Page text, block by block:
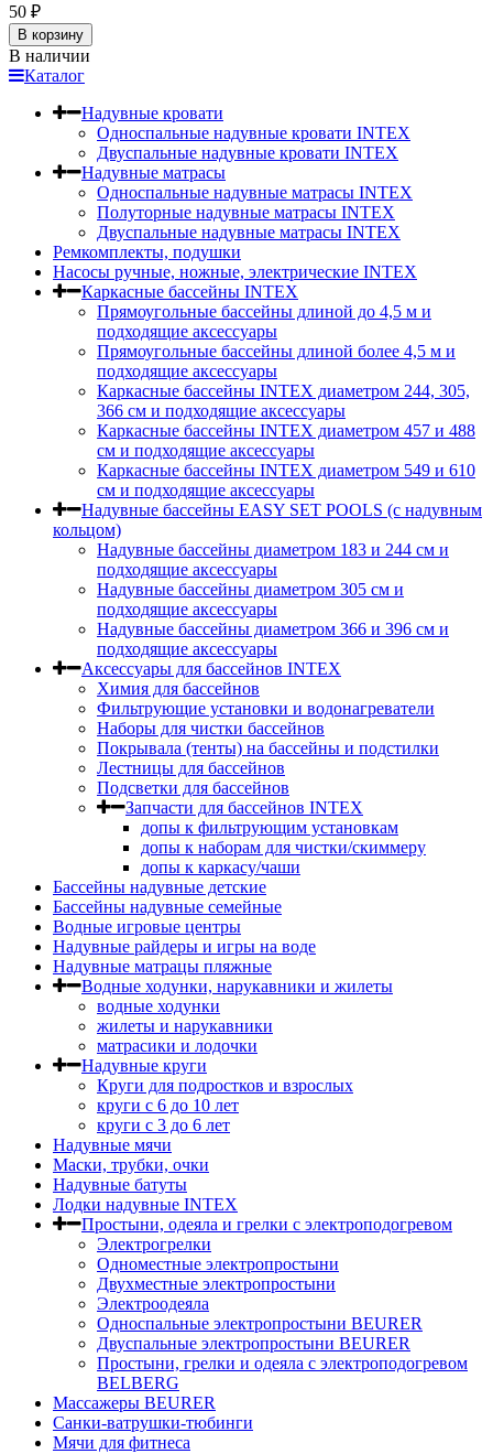
50 ₽
В корзину
В наличии
Каталог
Надувные кровати
Односпальные надувные кровати INTEX
Двуспальные надувные кровати INTEX
Надувные матрасы
Односпальные надувные матрасы INTEX
Полуторные надувные матрасы INTEX
Двуспальные надувные матрасы INTEX
Ремкомплекты, подушки
Насосы ручные, ножные, электрические INTEX
Каркасные бассейны INTEX
Прямоугольные бассейны длиной до 4,5 м и
подходящие аксессуары
Прямоугольные бассейны длиной более 4,5 м и
подходящие аксессуары
Каркасные бассейны INTEX диаметром 244, 305,
366 см и подходящие аксессуары
Каркасные бассейны INTEX диаметром 457 и 488
cм и подходящие аксессуары
Каркасные бассейны INTEX диаметром 549 и 610
см и подходящие аксессуары
Надувные бассейны EASY SET POOLS (с надувным
кольцом)
Надувные бассейны диаметром 183 и 244 см и
подходящие аксессуары
Надувные бассейны диаметром 305 см и
подходящие аксессуары
Надувные бассейны диаметром 366 и 396 см и
подходящие аксессуары
Аксессуары для бассейнов INTEX
Химия для бассейнов
Фильтрующие установки и водонагреватели
Наборы для чистки бассейнов
Покрывала (тенты) на бассейны и подстилки
Лестницы для бассейнов
Подсветки для бассейнов
Запчасти для бассейнов INTEX
допы к фильтрующим установкам
допы к наборам для чистки/скиммеру
допы к каркасу/чаши
Бассейны надувные детские
Бассейны надувные семейные
Водные игровые центры
Надувные райдеры и игры на воде
Надувные матрацы пляжные
Водные ходунки, нарукавники и жилеты
водные ходунки
жилеты и нарукавники
матрасики и лодочки
Надувные круги
Круги для подростков и взрослых
круги с 6 до 10 лет
круги c 3 до 6 лет
Надувные мячи
Маски, трубки, очки
Надувные батуты
Лодки надувные INTEX
Простыни, одеяла и грелки с электроподогревом
Электрогрелки
Одноместные электропростыни
Двухместные электропростыни
Электроодеяла
Односпальные электропростыни BEURER
Двуспальные электропростыни BEURER
Простыни, грелки и одеяла с электроподогревом
BELBERG
Массажеры BEURER
Санки-ватрушки-тюбинги
Мячи для фитнеса